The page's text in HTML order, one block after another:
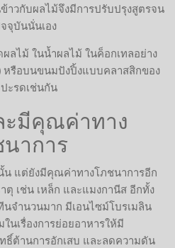
าวกับผลไม้จึงมีการปรับปรุงสูตรจน
จุบันนั่นเอง
ลไม้ ในน้ำผลไม้ ในค็อกเทลอย่าง
หรือบนขนมปังปิ้งแบบคลาสสิกของ
ะรดเช่นกัน
ะมีคุณค่าทาง
าการ
น แต่ยังมีคุณค่าทางโภชนาการอีก
เช่น เหล็ก และแมงกานีส อีกทั้ง
จำนวนมาก มีเอนไซม์โบรเมลิน
นเรื่องการย่อยอาหารให้มี
ธิ์ต้านการอักเสบ และลดความดัน